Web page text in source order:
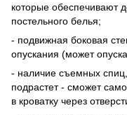
которые обеспечивают
постельного белья;
- подвижная боковая
опускания (может
- наличие съемных
подрастет - сможет
в кроватку через